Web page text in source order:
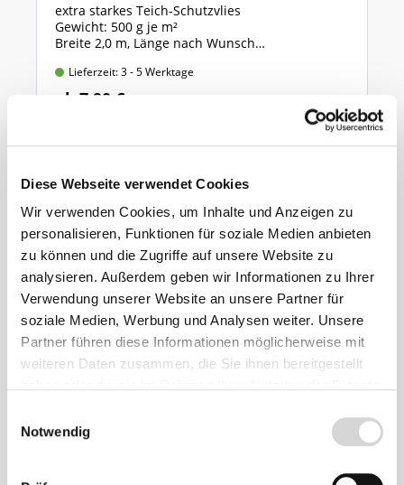
Diese Webseite verwendet Cookies
Wir verwenden Cookies, um Inhalte und Anzeigen zu
personalisieren, Funktionen für soziale Medien anbieten
zu können und die Zugriffe auf unsere Website zu
analysieren. Außerdem geben wir Informationen zu Ihrer
Verwendung unserer Website an unsere Partner für
soziale Medien, Werbung und Analysen weiter. Unsere
Partner führen diese Informationen möglicherweise mit
weiteren Daten zusammen, die Sie ihnen bereitgestellt
Notwendig
extra starkes Teich-Schutzvlies
Gewicht: 500 g je m²
Breite 2,0 m, Länge nach Wunsch
Lieferzeit: 3 - 5 Werktage
ab 7,90 €
Produkte